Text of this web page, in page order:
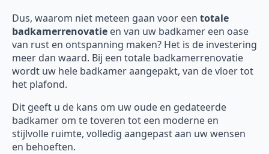
Dus, waarom niet meteen gaan voor een totale
badkamerrenovatie en van uw badkamer een oase
van rust en ontspanning maken? Het is de investering
meer dan waard. Bij een totale badkamerrenovatie
wordt uw hele badkamer aangepakt, van de vloer tot
het plafond.
Dit geeft u de kans om uw oude en gedateerde
badkamer om te toveren tot een moderne en
stijlvolle ruimte, volledig aangepast aan uw wensen
en behoeften.